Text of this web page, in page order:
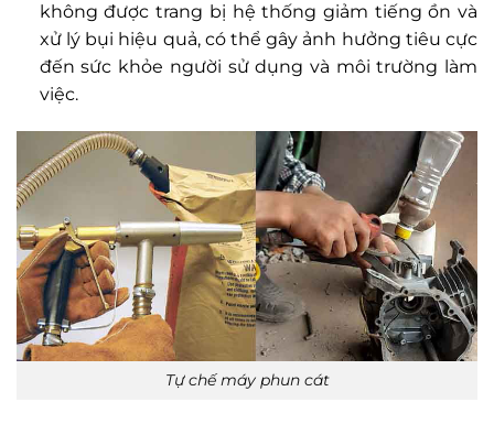
không được trang bị hệ thống giảm tiếng ồn và
xử lý bụi hiệu quả, có thể gây ảnh hưởng tiêu cực
đến sức khỏe người sử dụng và môi trường làm
việc.
Tự chế máy phun cát